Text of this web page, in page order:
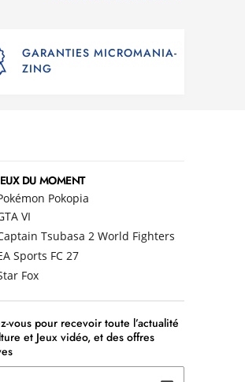
GARANTIES MICROMANIA-
ZING
DU MOMENT
Pokopia
VI
Tsubasa 2 World Fighters
Sports FC 27
Fox
vous pour recevoir toute l’actualité
et Jeux vidéo, et des offres